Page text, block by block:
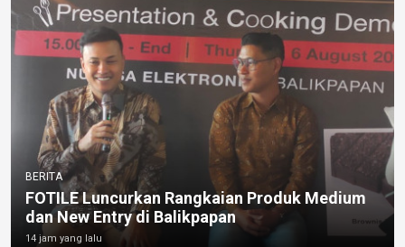
BERITA
FOTILE Luncurkan Rangkaian Produk Medium
dan New Entry di Balikpapan
14 jam yang lalu